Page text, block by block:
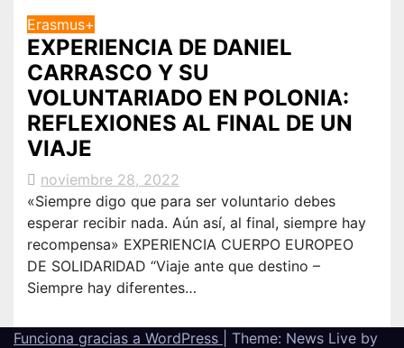
Erasmus+
EXPERIENCIA DE DANIEL
CARRASCO Y SU
VOLUNTARIADO EN POLONIA:
REFLEXIONES AL FINAL DE UN
VIAJE
noviembre 28, 2022
«Siempre digo que para ser voluntario debes
esperar recibir nada. Aún así, al final, siempre hay
recompensa» EXPERIENCIA CUERPO EUROPEO
DE SOLIDARIDAD “Viaje ante que destino –
Siempre hay diferentes…
Funciona gracias a WordPress
Theme: News Live by